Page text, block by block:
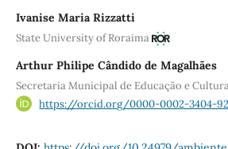
Ivanise Maria Rizzatti
State University of Roraima
Arthur Philipe Cândido de Magalhães
Secretaria Municipal de Educação e
https://orcid.org/0000-0002-3404-